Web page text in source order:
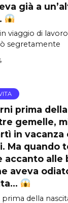
già a
viaggio di
segretamente
prima
gemelle,
in vacanza
Ma quando
accanto alle
aveva
della